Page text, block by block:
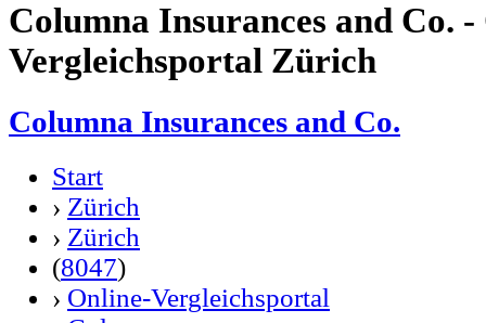
Columna Insurances and Co.
Vergleichsportal Zürich
Columna Insurances and Co.
Start
› Zürich
› Zürich
(8047)
› Online-Vergleichsportal